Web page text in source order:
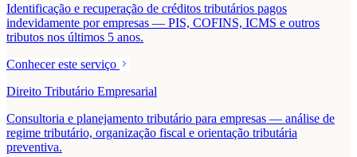
Identificação e recuperação de créditos tributários pagos
indevidamente por empresas — PIS, COFINS, ICMS e outros
tributos nos últimos 5 anos.
Conhecer este serviço
Direito Tributário Empresarial
Consultoria e planejamento tributário para empresas — análise de
regime tributário, organização fiscal e orientação tributária
preventiva.